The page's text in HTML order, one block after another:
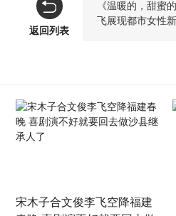
《温暖的，甜蜜
飞展现都市女性
返回列表
宋木子合文俊李飞空降福建